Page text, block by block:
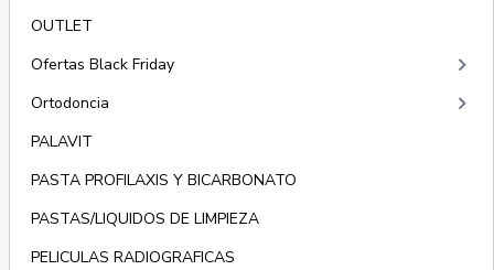
OUTLET
Ofertas Black Friday
keyboard_arrow_right
Ortodoncia keyboard_arrow_right
PALAVIT
PASTA PROFILAXIS Y BICARBONATO
PASTAS/LIQUIDOS DE LIMPIEZA
PELICULAS RADIOGRAFICAS